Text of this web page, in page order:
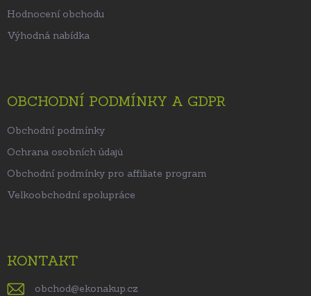
Hodnocení obchodu
Výhodná nabídka
OBCHODNÍ PODMÍNKY A GDPR
Obchodní podmínky
Ochrana osobních údajů
Obchodní podmínky pro affiliate program
Velkoobchodní spolupráce
KONTAKT
obchod@ekonakup.cz